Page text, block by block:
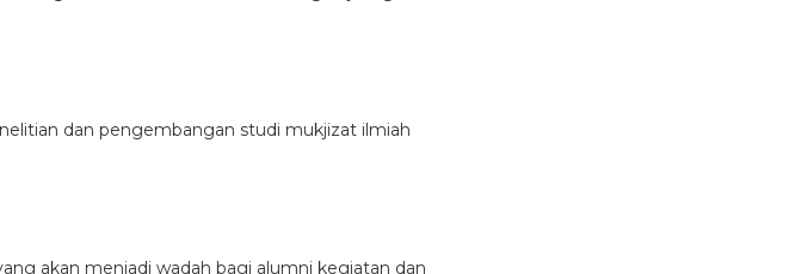
dan pengembangan studi mukjizat ilmiah
akan menjadi wadah bagi alumni kegiatan dan